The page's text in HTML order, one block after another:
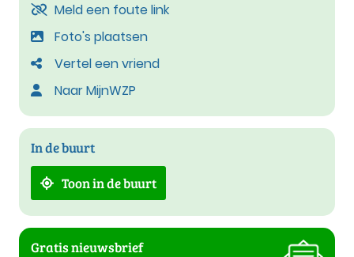
Meld een foute link
Foto's plaatsen
Vertel een vriend
Naar MijnWZP
In de buurt
Toon in de buurt
Gratis nieuwsbrief